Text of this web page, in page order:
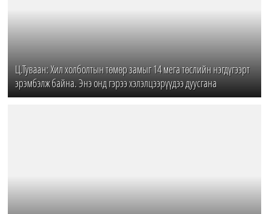
Ц.Туваан: Хил холболтын төмөр замыг 14 мега төслийн нэгдүгээрт
эрэмбэлж байна. Энэ онд гэрээ хэлэлцээрүүдээ дуусгана